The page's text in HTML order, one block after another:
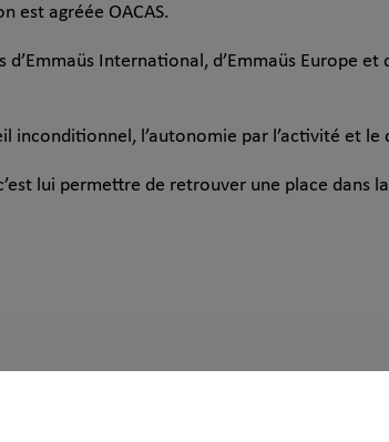
est agréée OACAS.
International, d’Emmaüs Europe et
inconditionnel, l’autonomie par l’activité et
lui permettre de retrouver une place dans